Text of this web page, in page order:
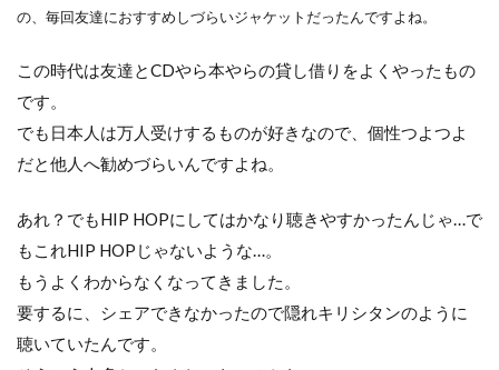
の、毎回友達におすすめしづらいジャケットだったんですよね。
この時代は友達とCDやら本やらの貸し借りをよくやったもの
です。
でも日本人は万人受けするものが好きなので、個性つよつよ
だと他人へ勧めづらいんですよね。
あれ？でもHIP HOPにしてはかなり聴きやすかったんじゃ…で
もこれHIP HOPじゃないような…。
もうよくわからなくなってきました。
要するに、シェアできなかったので隠れキリシタンのように
聴いていたんです。